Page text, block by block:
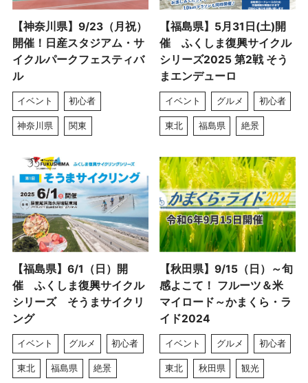
【神奈川県】9/23（月祝）
開催！日産スタジアム・サ
イクルパークフェスティバ
ル
イベント 初心者
神奈川県 関東
【福島県】5月31日(土)開
催 ふくしま復興サイクル
シリーズ2025 第2戦 そう
まエンデューロ
イベント グルメ 初心者
東北 福島県 絶景
【福島県】6/1（日）開
催 ふくしま復興サイクル
シリーズ そうまサイクリ
ング
イベント グルメ 初心者
東北 福島県 絶景
【秋田県】9/15（日）～旬
感よこて！ フルーツ＆米
マイロード～かまくら・ラ
イド2024
イベント グルメ 初心者
東北 秋田県 観光